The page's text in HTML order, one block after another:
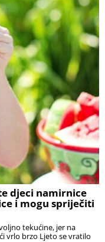
djeci namirnice
i mogu spriječiti
tekućine, jer na
vrlo brzo Ljeto se vratilo